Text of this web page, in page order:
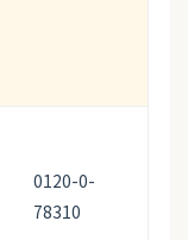
0120-0-
78310